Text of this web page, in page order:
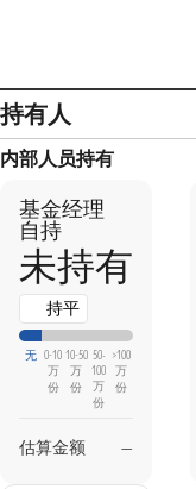
持有人
内部人员持有
基金经理
自持
未持有
持平
无 0-10
万
份
10-50
万
份
50-
100
万
份
>100
万
份
估算金额 —